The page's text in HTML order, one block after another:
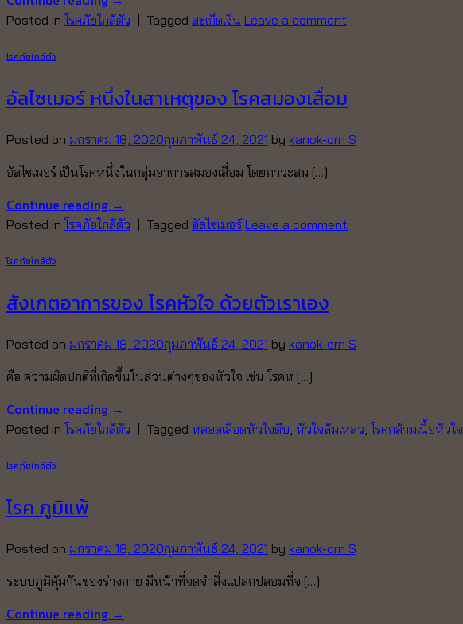
Posted in โรคภัยใกล้ตัว Tagged สะเก็ดเงิน Leave a comment
โรคภัยใกล้ตัว
อัลไซเมอร์ หนึ่งในสาเหตุของ โรคสมองเสื่อม
Posted on มกราคม 18, 2020กุมภาพันธ์ 24, 2021 by kanok-orn S
อัลไซเมอร์ เป็นโรคหนึ่งในกลุ่มอาการสมองเสื่อม โดยภาวะสม […]
Continue reading →
Posted in โรคภัยใกล้ตัว Tagged อัลไซเมอร์ Leave a comment
โรคภัยใกล้ตัว
สังเกตอาการของ โรคหัวใจ ด้วยตัวเราเอง
Posted on มกราคม 18, 2020กุมภาพันธ์ 24, 2021 by kanok-orn S
คือ ความผิดปกติที่เกิดขึ้นในส่วนต่างๆของหัวใจ เช่น โรคห […]
Continue reading →
Posted in โรคภัยใกล้ตัว | Tagged หลอดเลือดหัวใจตีบ หัวใจล้มเหลว โรคกล้ามเนื้อหัวใจ
โรคภัยใกล้ตัว
โรค ภูมิแพ้
Posted on มกราคม 18, 2020กุมภาพันธ์ 24, 2021 by kanok-orn S
ระบบภูมิคุ้มกันของร่างกาย มีหน้าที่จดจำสิ่งแปลกปลอมที่จ […]
Continue reading →